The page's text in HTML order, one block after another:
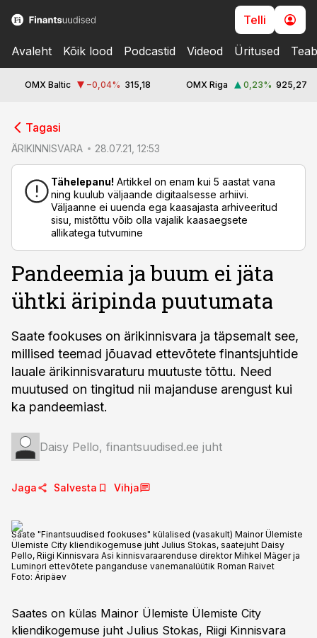
Telli
Avaleht Kõik lood Podcastid Videod Üritused
OMX Baltic −0,04% 315,18 OMX Riga 0,23% 925,27
Tagasi
ÄRIKINNISVARA 28.07.21, 12:53
Tähelepanu! Artikkel on enam kui 5 aastat vana
ning kuulub väljaande digitaalsesse arhiivi.
Väljaanne ei uuenda ega kaasajasta arhiveeritud
sisu, mistõttu võib olla vajalik kaasaegsete
allikatega tutvumine
Pandeemia ja buum ei jäta
ühtki äripinda puutumata
Saate fookuses on ärikinnisvara ja täpsemalt see,
millised teemad jõuavad ettevõtete finantsjuhtide
lauale ärikinnisvaraturu muutuste tõttu. Need
muutused on tingitud nii majanduse arengust kui
ka pandeemiast.
Daisy Pello, finantsuudised.ee juht
Jaga Salvesta Vihja
Saate "Finantsuudised fookuses" külalised (vasakult) Mainor Ülemiste
Ülemiste City kliendikogemuse juht Julius Stokas, saatejuht Daisy
Pello, Riigi Kinnisvara Asi kinnisvaraarenduse direktor Mihkel Mäger ja
Luminori ettevõtete panganduse vanemanalüütik Roman Raivet
Foto: Äripäev
Saates on külas Mainor Ülemiste Ülemiste City
kliendikogemuse juht Julius Stokas, Riigi Kinnisvara